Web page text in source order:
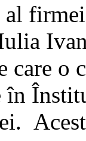
care o